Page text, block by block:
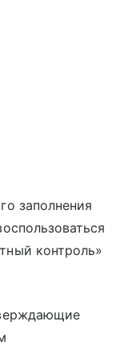
заполнения
контроль»